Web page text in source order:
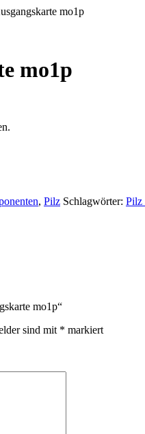
mo1p
mo1p
, Pilz Schlagwörter: Pilz
mo1p“
sind mit * markiert